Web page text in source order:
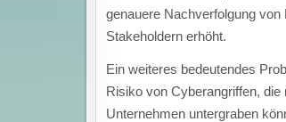
genauere Nachverfolgung
Stakeholdern erhöht.
Ein weiteres bedeutendes
Risiko von Cyberangriffen,
Unternehmen untergraben